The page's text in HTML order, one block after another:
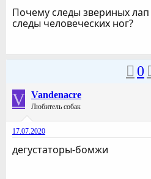
Почему следы звериных
следы человеческих ног?
0
V Vandenacre
Любитель собак
17.07.2020
дегустаторы-бомжи